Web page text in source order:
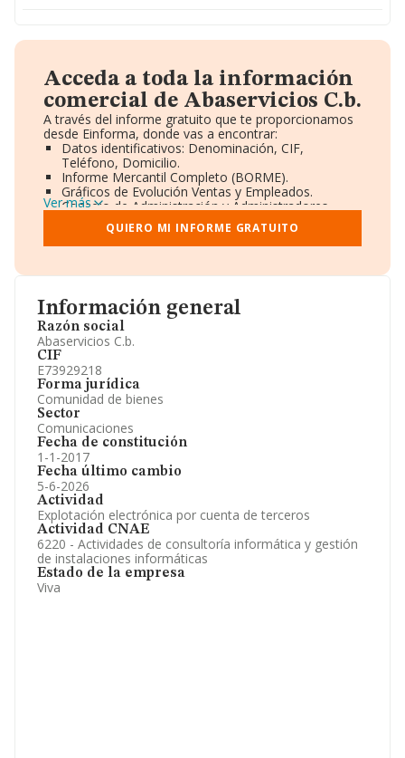
Información general
Razón social
Abaservicios C.b.
CIF
E73929218
Forma jurídica
Comunidad de bienes
Sector
Comunicaciones
Fecha de constitución
1-1-2017
Fecha último cambio
5-6-2026
Actividad
Explotación electrónica por cuenta de terceros
Actividad CNAE
6220 - Actividades de consultoría informática y gestión
de instalaciones informáticas
Estado de la empresa
Viva
Acceda a toda la información
comercial de Abaservicios C.b.
A través del informe gratuito que te proporcionamos
desde Einforma, donde vas a encontrar:
Datos identificativos: Denominación, CIF,
Teléfono, Domicilio.
Informe Mercantil Completo (BORME).
Gráficos de Evolución Ventas y Empleados.
Consejo de Administración y Administradores.
Directivos y Ejecutivos.
Accionistas.
Participaciones y Vinculaciones en otras empresas.
Información oficial y registral complementaria.
Ver más
QUIERO MI INFORME GRATUITO